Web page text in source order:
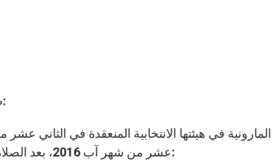
صدر عن أمانة السر العامة للرهبانية اللبنانية المارونية البيان التالي:
المارونية في هيئتها الانتخابية المنعقدة في الثاني
عشر من شهر آب 2016، بعد الصلاة واستلهام الروح القدس، قد انتخبت مجمع الرئاسة العامة الجديد: